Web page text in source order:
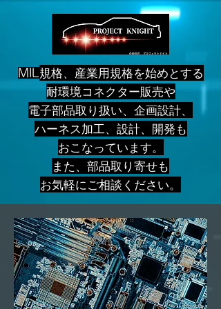
MIL 規格、産業用規格を始めとする
耐環境コネクター販売や
電子部品取り扱い、企画設計、
ハーネス加工、設計、開発も
おこなっています。
また、部品取り寄せも
お気軽にご相談ください。